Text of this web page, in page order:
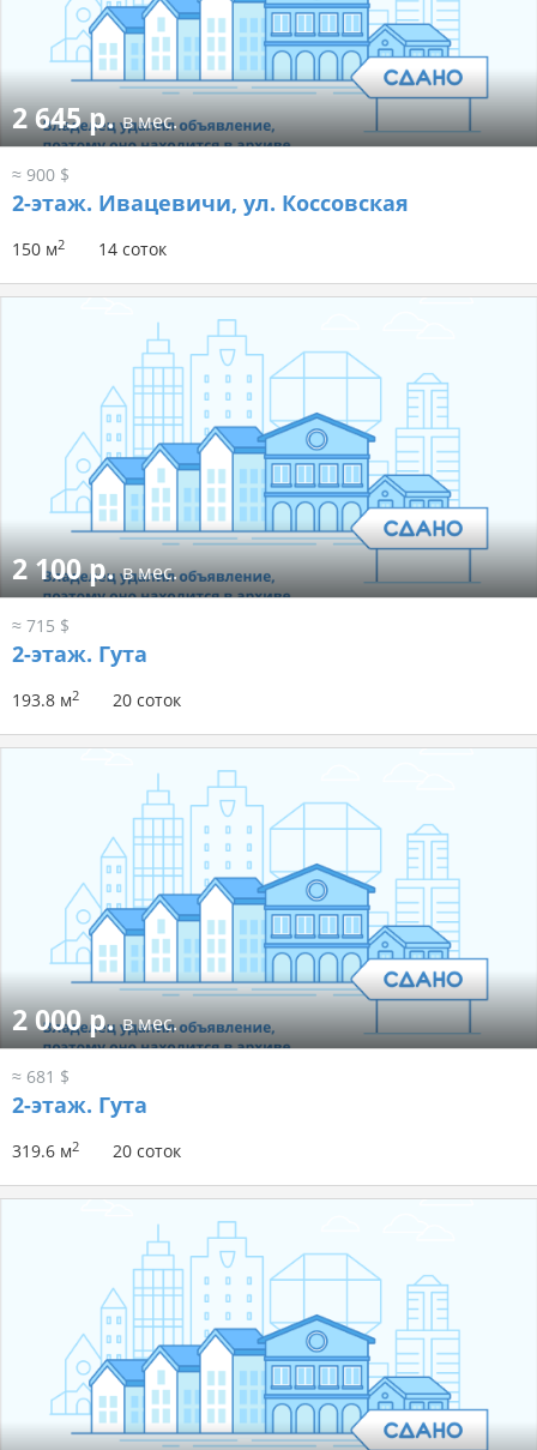
2 645 р.в мес.
≈ 900 $
2-этаж. Ивацевичи, ул. Коссовская
150 м2 14 соток
2 100 р.в мес.
≈ 715 $
2-этаж. Гута
193.8 м2 20 соток
2 000 р.в мес.
≈ 681 $
2-этаж. Гута
319.6 м2 20 соток